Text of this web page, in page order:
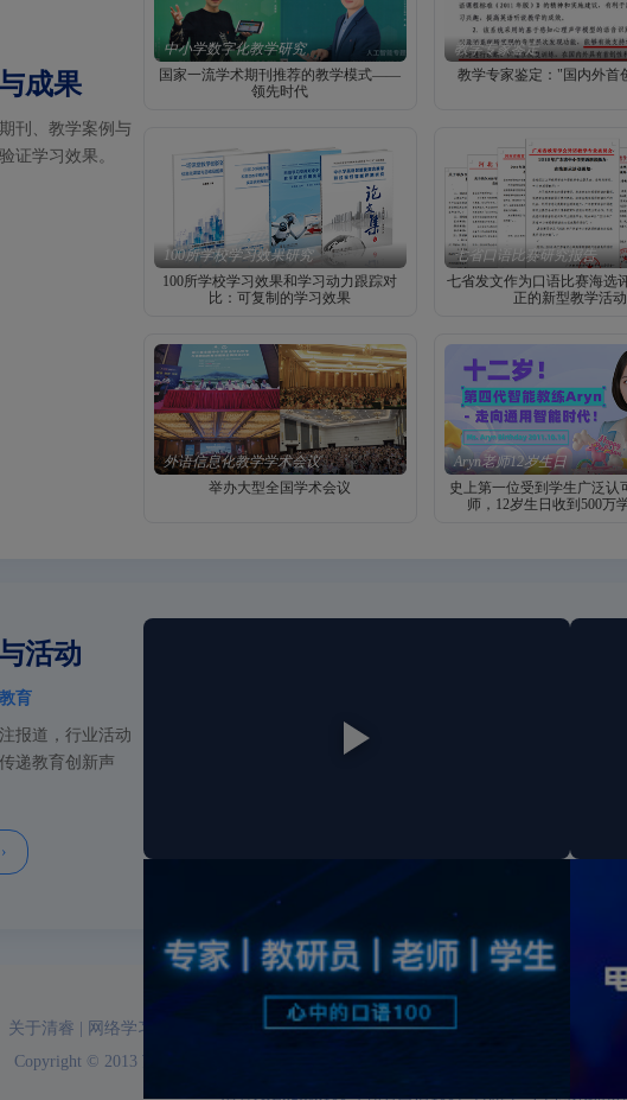
成果
刊、教学案例与
证学习效果。
中小学数字化教学研究
国家一流学术期刊推荐的教学模式——
领先时代
教学专家鉴定
教学专家鉴定："国内外首
100所学校学习效果研究
100所学校学习效果和学习动力跟踪对
比：可复制的学习效果
七省口语比赛研究报告
七省发文作为口语比赛海选
正的新型教学活动
外语信息化教学学术会议
举办大型全国学术会议
Aryn老师12岁生日
史上第一位受到学生广泛认
师，12岁生日收到500万
活动
育
报道，行业活动
递教育创新声
关于清睿 | 网络学习空间相关政策 |相关新闻|清睿口语100使命宣言
Copyright © 2013 苏州清睿智能科技股份有限公司（834987）杭州清睿信息技术有限